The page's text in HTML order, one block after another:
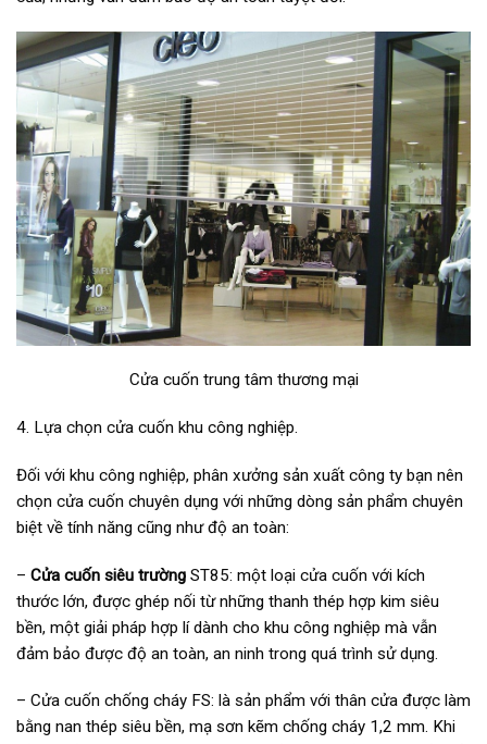
Cửa cuốn trung tâm thương mại
4. Lựa chọn cửa cuốn khu công nghiệp.
Đối với khu công nghiệp, phân xưởng sản xuất công ty bạn nên
chọn cửa cuốn chuyên dụng với những dòng sản phẩm chuyên
biệt về tính năng cũng như độ an toàn:
– Cửa cuốn siêu trường ST85: một loại cửa cuốn với kích
thước lớn, được ghép nối từ những thanh thép hợp kim siêu
bền, một giải pháp hợp lí dành cho khu công nghiệp mà vẫn
đảm bảo được độ an toàn, an ninh trong quá trình sử dụng.
– Cửa cuốn chống cháy FS: là sản phẩm với thân cửa được làm
bằng nan thép siêu bền, mạ sơn kẽm chống cháy 1,2 mm. Khi